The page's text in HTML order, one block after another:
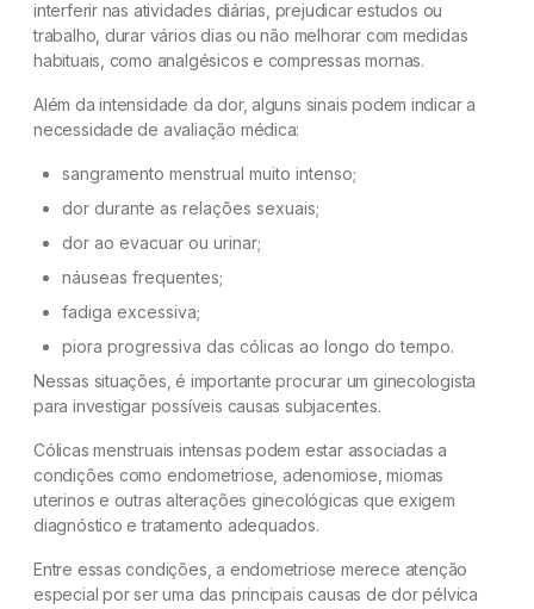
interferir nas atividades diárias, prejudicar estudos ou
trabalho, durar vários dias ou não melhorar com medidas
habituais, como analgésicos e compressas mornas.
Além da intensidade da dor, alguns sinais podem indicar a
necessidade de avaliação médica:
sangramento menstrual muito intenso;
dor durante as relações sexuais;
dor ao evacuar ou urinar;
náuseas frequentes;
fadiga excessiva;
piora progressiva das cólicas ao longo do tempo.
Nessas situações, é importante procurar um ginecologista
para investigar possíveis causas subjacentes.
Cólicas menstruais intensas podem estar associadas a
condições como endometriose, adenomiose, miomas
uterinos e outras alterações ginecológicas que exigem
diagnóstico e tratamento adequados.
Entre essas condições, a endometriose merece atenção
especial por ser uma das principais causas de dor pélvica